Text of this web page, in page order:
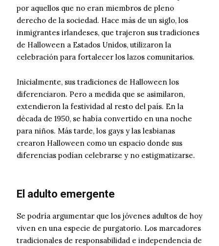
por aquellos que no eran miembros de pleno
derecho de la sociedad. Hace más de un siglo, los
inmigrantes irlandeses, que trajeron sus tradiciones
de Halloween a Estados Unidos, utilizaron la
celebración para fortalecer los lazos comunitarios.
Inicialmente, sus tradiciones de Halloween los
diferenciaron. Pero a medida que se asimilaron,
extendieron la festividad al resto del país. En la
década de 1950, se había convertido en una noche
para niños. Más tarde, los gays y las lesbianas
crearon Halloween como un espacio donde sus
diferencias podían celebrarse y no estigmatizarse.
El adulto emergente
Se podría argumentar que los jóvenes adultos de hoy
viven en una especie de purgatorio. Los marcadores
tradicionales de responsabilidad e independencia de